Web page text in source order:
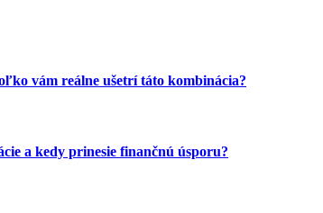
vám reálne ušetrí táto kombinácia?
a kedy prinesie finančnú úsporu?